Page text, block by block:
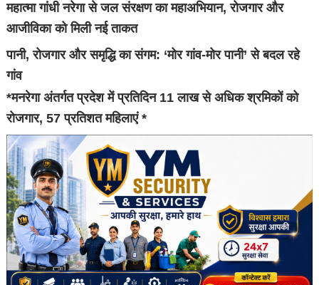
महात्मा गांधी नरेगा से जल संरक्षण का महाअभियान, रोजगार और
आजीविका को मिली नई ताकत
पानी, रोजगार और समृद्धि का संगम: ‘मोर गांव-मोर पानी’ से बदल रहे
गांव
*मनरेगा अंतर्गत प्रदेश में प्रतिदिन 11 लाख से अधिक श्रमिकों को
रोजगार, 57 प्रतिशत महिलाएं *